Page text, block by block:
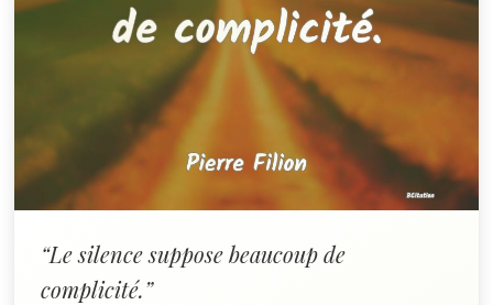
“Le silence suppose beaucoup de
complicité.”